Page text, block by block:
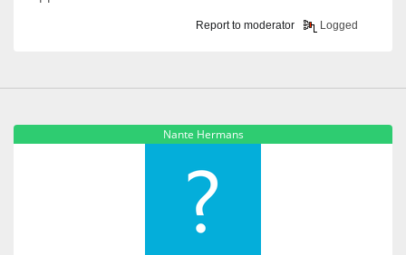
Report to moderator Logged
Nante Hermans